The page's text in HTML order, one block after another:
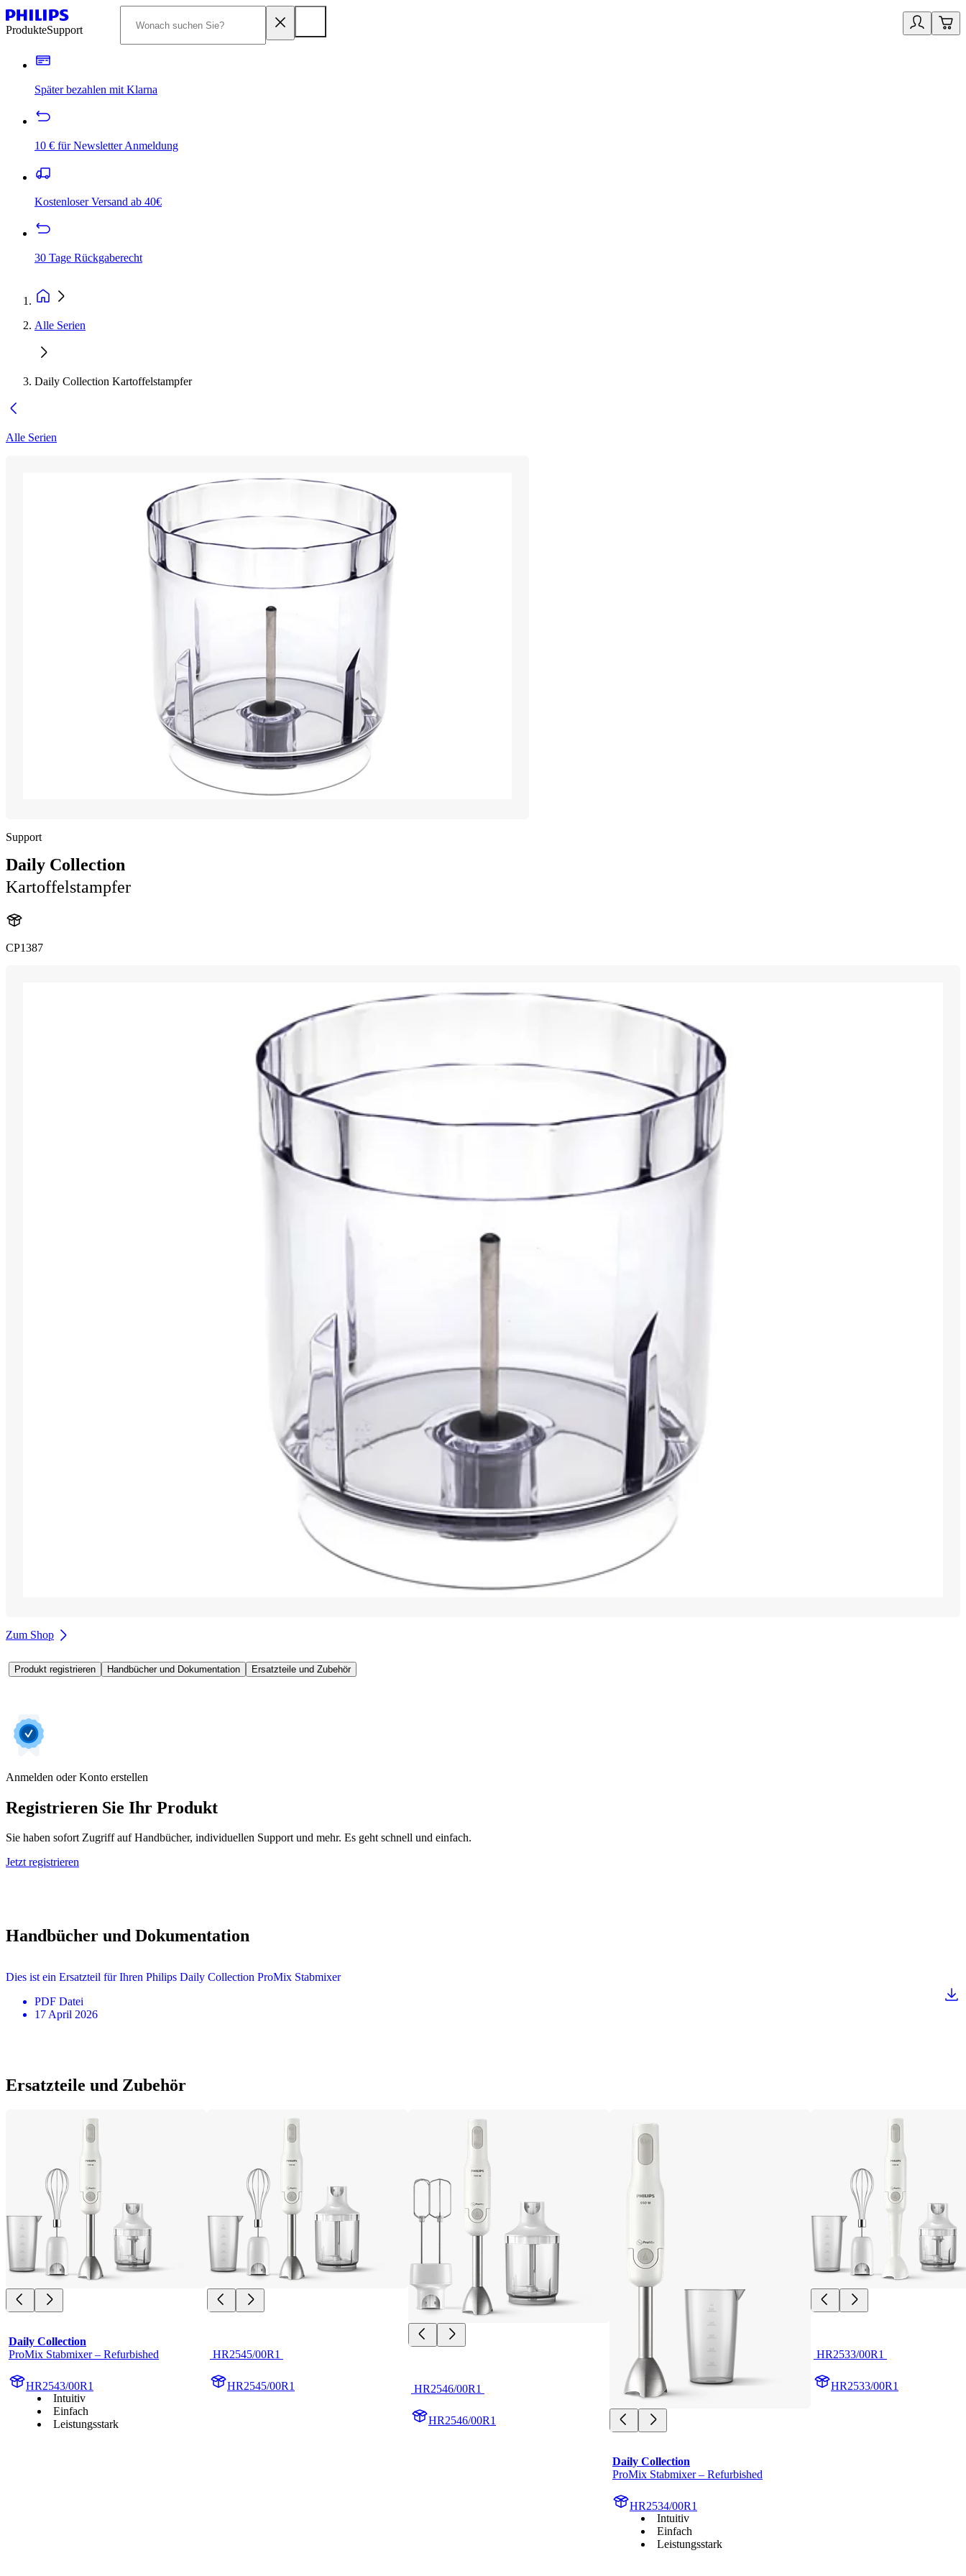
ProdukteSupport
Später bezahlen mit Klarna
10 € für Newsletter Anmeldung
Kostenloser Versand ab 40€
30 Tage Rückgaberecht
Alle Serien
Daily Collection Kartoffelstampfer
Alle Serien
Support
Daily Collection
Kartoffelstampfer
CP1387
Zum Shop
Produkt registrieren Handbücher und Dokumentation Ersatzteile und Zubehör
Anmelden oder Konto erstellen
Registrieren Sie Ihr Produkt
Sie haben sofort Zugriff auf Handbücher, individuellen Support und mehr. Es geht schnell und einfach.
Jetzt registrieren
Handbücher und Dokumentation
Dies ist ein Ersatzteil für Ihren Philips Daily Collection ProMix Stabmixer
PDF Datei
17 April 2026
Ersatzteile und Zubehör
Daily Collection
ProMix Stabmixer – Refurbished
HR2543/00R1
Intuitiv
Einfach
Leistungsstark
HR2545/00R1
HR2545/00R1 HR2546/00R1
HR2546/00R1
Daily Collection
ProMix Stabmixer – Refurbished
HR2534/00R1
Intuitiv
Einfach
Leistungsstark
HR2533/00R1
HR2533/00R1